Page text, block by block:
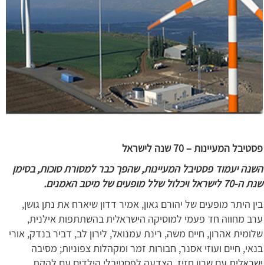
פסטיבל המעיינות – 70 שנה לישראל
השנה יעמוד פסטיבל המעיינות, שהפך כבר למסורת סוכות, בסימן
שנת ה-70 לישראל ויכלול שלל מופעים של מיטב האמנים.
בין היתר מופעים של יהורם גאון, אמיר דדון שיארח את נתן גושן,
ערב מחווה חד פעמי למוסיקה הישראלית בהשתתפות אילנית,
שלומית אהרון, חיים משה, רינת עמנואל, לירון לב, דביר בנדק, אורי
בנאי, חיים ועוזי אסנר, חבורות זמר ומקהלות צפוניות; מסיבה